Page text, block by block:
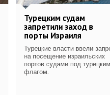
Турецким судам
запретили заход в
порты Израиля
Турецкие власти ввели
на посещение израильских
портов судами под турецким
флагом.